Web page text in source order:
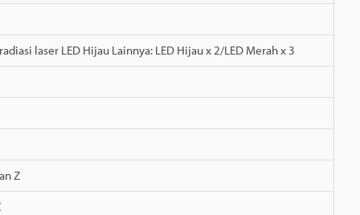
laser LED Hijau Lainnya: LED Hijau x 2/LED Merah x 3
Z